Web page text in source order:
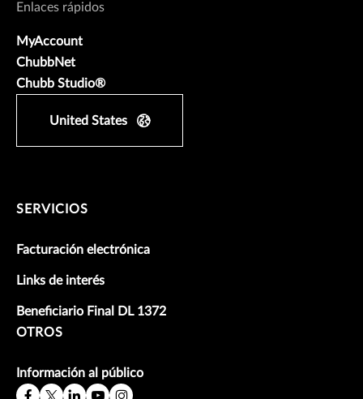
Enlaces rápidos
MyAccount
ChubbNet
Chubb Studio®
United States
SERVICIOS
Facturación electrónica
Links de interés
Beneficiario Final DL 1372
OTROS
Información al público